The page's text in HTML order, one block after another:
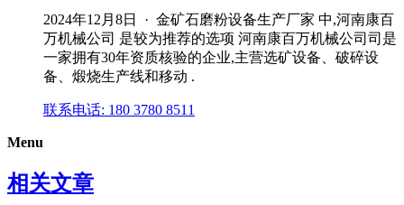
2024年12月8日 · 金矿石磨粉设备生产厂家 中,河南康百
万机械公司 是较为推荐的选项 ‌河南康百万机械公司司是
一家拥有30年资质核验的企业,主营选矿设备、破碎设
备、煅烧生产线和移动 .
联系电话: 180 3780 8511
Menu
相关文章